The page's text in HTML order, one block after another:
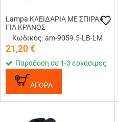
Lampa ΚΛΕΙΔΑΡΙΑ ΜΕ ΣΠΙΡΑΛ
ΓΙΑ ΚΡΑΝΟΣ
Κωδικός: am-9059.5-LB-LM
21,20€
Παράδοση σε 1-3 εργάσιμες
ΑΓΟΡΑ